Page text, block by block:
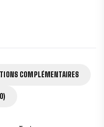
COMPLÉMENTAIRES